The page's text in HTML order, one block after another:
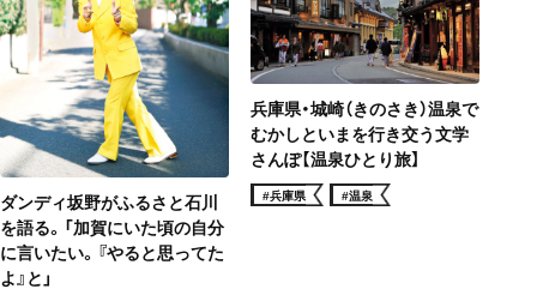
ダンディ坂野がふるさと石川
を語る。「加賀にいた頃の自分
に言いたい。『やると思ってた
よ』と」
兵庫県・城崎（きのさき）温泉で
むかしといまを行き交う文学
さんぽ【温泉ひとり旅】
#兵庫県 #温泉